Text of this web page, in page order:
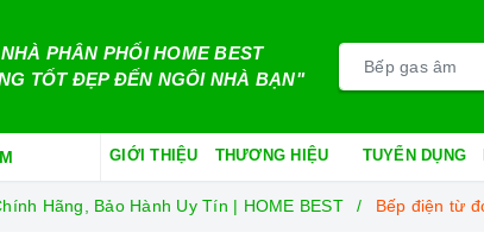
NHÀ PHÂN PHỐI HOME BEST
TỐT ĐẸP ĐẾN NGÔI NHÀ BẠN"
GIỚI THIỆU THƯƠNG HIỆU TUYỂN DỤNG
Hãng, Bảo Hành Uy Tín | HOME BEST Bếp điện từ